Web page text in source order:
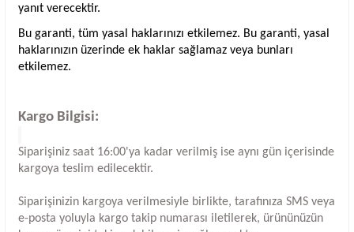
yanıt verecektir.
Bu garanti, tüm yasal haklarınızı etkilemez. Bu garanti, yasal
haklarınızın üzerinde ek haklar sağlamaz veya bunları
etkilemez.
Kargo Bilgisi:
Siparişiniz saat 16:00'ya kadar verilmiş ise aynı gün içerisinde
kargoya teslim edilecektir.
Siparişinizin kargoya verilmesiyle birlikte, tarafınıza SMS veya
e-posta yoluyla kargo takip numarası iletilerek, ürününüzün